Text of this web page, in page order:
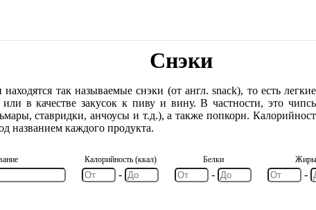
Снэки
так называемые снэки (от англ. snack), то есть
в качестве закусок к пиву и вину. В частности, это
ставридки, анчоусы и т.д.), а также попкорн.
названием каждого продукта.
Калорийность (ккал) Белки Жиры
- - -